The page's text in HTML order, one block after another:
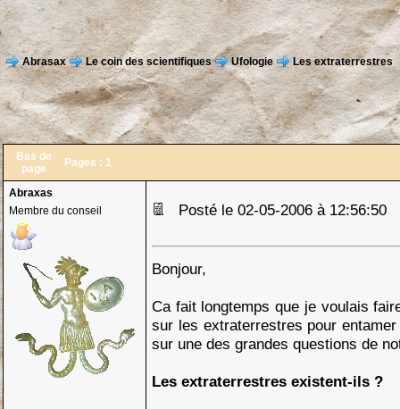
Abrasax Le coin des scientifiques Ufologie Les extraterrestres
Bas de
page
Pages : 1
Abraxas
Membre du conseil
Posté le 02-05-2006 à 12:56:50
Bonjour,
Ca fait longtemps que je voulais
sur les extraterrestres pour
sur une des grandes questions de
Les extraterrestres existent-ils ?